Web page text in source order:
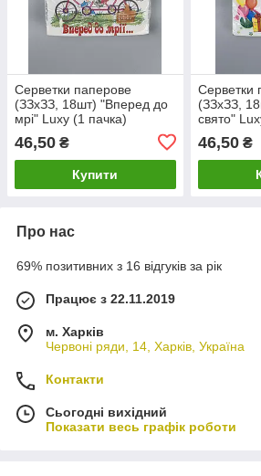
Серветки паперове
(ЗЗхЗЗ, 18шт) "Вперед до
мрі" Luxy (1 пачка)
46,50 ₴
Купити
Серветки
(ЗЗхЗЗ,
свято"
46,50₴
Про нас
69% позитивних з 16 відгуків за рік
Працює з 22.11.2019
м. Харків
Червоні ряди, 14, Харків, Україна
Контакти
Сьогодні вихідний
Показати весь графік роботи